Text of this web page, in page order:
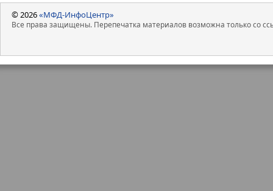
© 2026«МФД-ИнфоЦентр»
Все права защищены. Перепечатка материалов возможна только со